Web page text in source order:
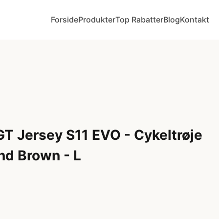
ForsideProdukterTop RabatterBlogKontakt
Jersey S11 EVO - Cykeltrøje
Brown - L